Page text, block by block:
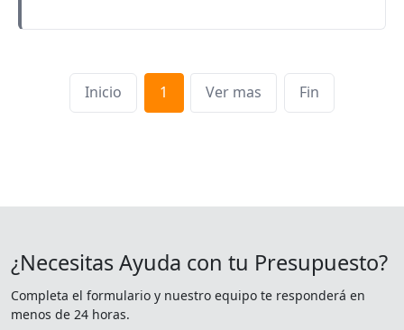
Inicio 1 Ver mas Fin
¿Necesitas Ayuda con tu Presupuesto?
Completa el formulario y nuestro equipo te responderá en
menos de 24 horas.